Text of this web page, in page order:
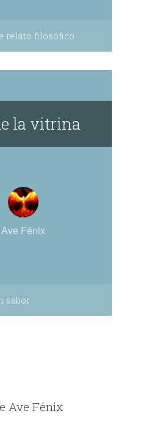
relato filosófico
la vitrina
Ave Fénix
sabor
Ave Fénix